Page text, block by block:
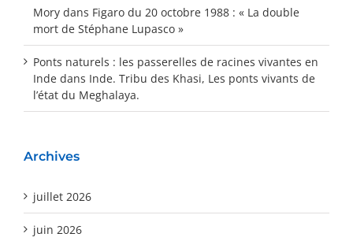
Mory dans Figaro du 20 octobre 1988 : « La double
mort de Stéphane Lupasco »
Ponts naturels : les passerelles de racines vivantes en
Inde dans Inde. Tribu des Khasi, Les ponts vivants de
l’état du Meghalaya.
Archives
juillet 2026
juin 2026